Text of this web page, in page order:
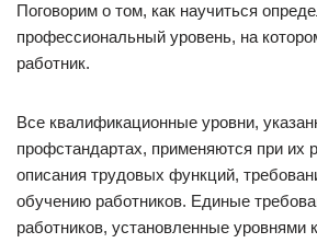
Поговорим о том, как научиться
профессиональный уровень, на
работник.
Все квалификационные уровни,
профстандартах, применяются при их
описания трудовых функций,
обучению работников. Единые
работников, установленные уровнями